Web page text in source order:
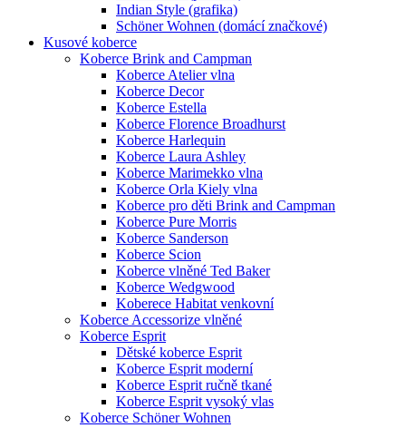
Indian Style (grafika)
Schöner Wohnen (domácí značkové)
Kusové koberce
Koberce Brink and Campman
Koberce Atelier vlna
Koberce Decor
Koberce Estella
Koberce Florence Broadhurst
Koberce Harlequin
Koberce Laura Ashley
Koberce Marimekko vlna
Koberce Orla Kiely vlna
Koberce pro děti Brink and Campman
Koberce Pure Morris
Koberce Sanderson
Koberce Scion
Koberce vlněné Ted Baker
Koberce Wedgwood
Koberece Habitat venkovní
Koberce Accessorize vlněné
Koberce Esprit
Dětské koberce Esprit
Koberce Esprit moderní
Koberce Esprit ručně tkané
Koberce Esprit vysoký vlas
Koberce Schöner Wohnen